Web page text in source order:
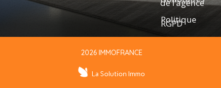
de l’agence
Politique
RGPD
2026 IMMOFRANCE
La Solution Immo